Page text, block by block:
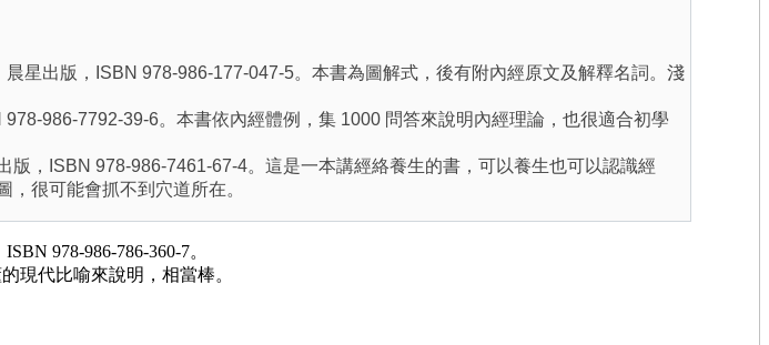
晨星出版，ISBN 978-986-177-047-5。本書為圖解式，後有附內經原文及解釋名詞。淺
986-7792-39-6。本書依內經體例，集 1000 問答來說明內經理論，也很適合初學
版，ISBN 978-986-7461-67-4。這是一本講經絡養生的書，可以養生也可以認識經
很可能會抓不到穴道所在。
978-986-786-360-7。
現代比喻來說明，相當棒。